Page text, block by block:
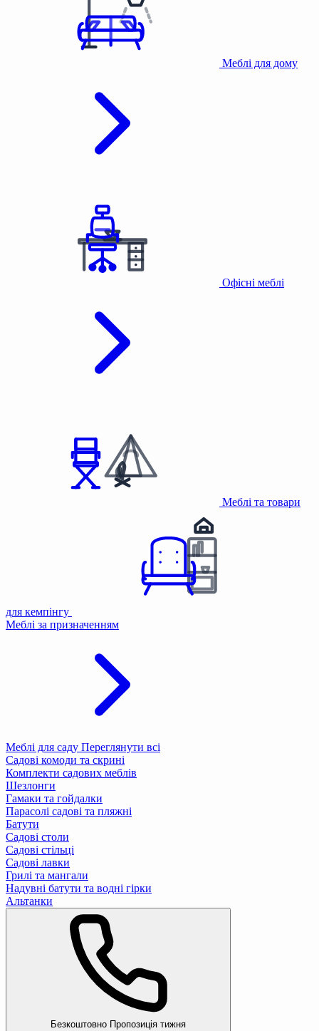
Меблі для дому
Офісні меблі
Меблі та товари
для кемпінгу
Меблі за призначенням
Меблі для саду Переглянути всі
Садові комоди та скрині
Комплекти садових меблів
Шезлонги
Гамаки та гойдалки
Парасолі садові та пляжні
Батути
Садові столи
Садові стільці
Садові лавки
Грилі та мангали
Надувні батути та водні гірки
Альтанки
Безкоштовно Пропозиція тижня